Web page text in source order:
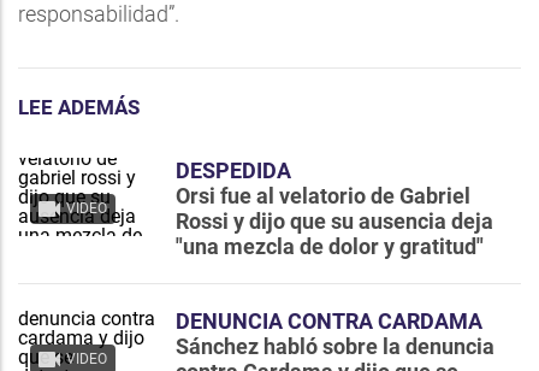
responsabilidad”.
LEE ADEMÁS
VIDEO
DESPEDIDA
Orsi fue al velatorio de Gabriel
Rossi y dijo que su ausencia deja
"una mezcla de dolor y gratitud"
VIDEO
DENUNCIA CONTRA CARDAMA
Sánchez habló sobre la denuncia